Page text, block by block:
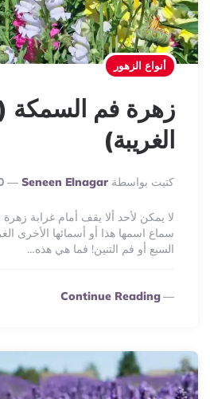
أنواع الزهور
زهرة فم السمكة
الغريبة)
Posted
By
كتبت بواسطة Seneen Elnagar
لا يمكن لأحد ألا يقف أمام غرابة
سماع اسمها هذا أو أسمائها الأخرى
السبع أو فم التنين! فما هي هذه…
Continue Reading